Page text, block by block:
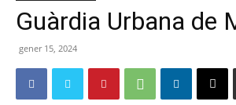
Guàrdia Urbana de
gener 15, 2024